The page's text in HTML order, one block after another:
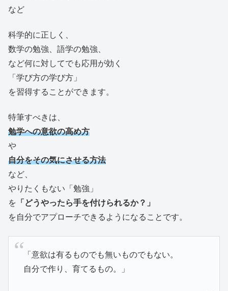
など
科学的に正しく、
数学の勉強、語学の勉強、
など何に対してでも応用が効く
「学び方の学び方」
を習得することができます。
特筆すべきは、
勉学への意欲の高め方
や
自分をその気にさせる方法
など、
やりたくもない「勉強」
を 「どうやったら手を付けられるか？」
を自分でアプローチできるようになることです。
「意欲は有るものでも無いものでもない。
自分で作り、育てるもの。」